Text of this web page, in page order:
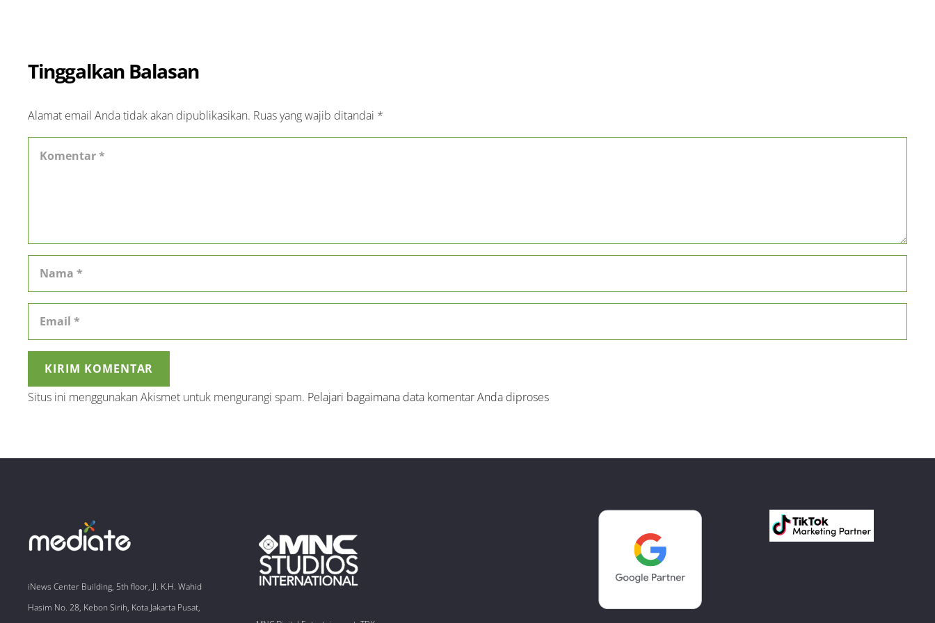
Tinggalkan Balasan
Alamat email Anda tidak akan dipublikasikan. Ruas yang wajib ditandai *
KIRIM KOMENTAR
Situs ini menggunakan Akismet untuk mengurangi spam. Pelajari bagaimana data komentar Anda diproses
iNews Center Building, 5th floor, Jl. K.H. Wahid
Hasim No. 28, Kebon Sirih, Kota Jakarta Pusat,